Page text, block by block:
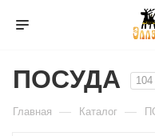
ПОСУДА 104
Главная — Каталог —